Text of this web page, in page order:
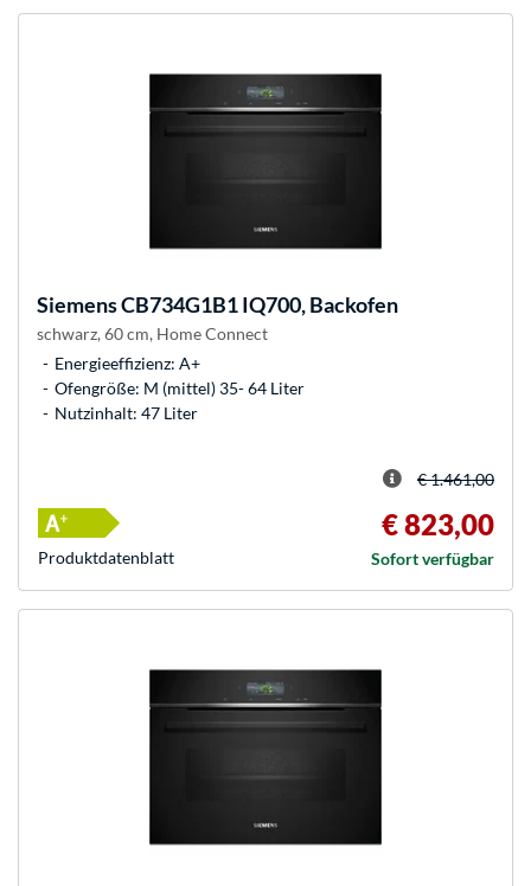
SiemensCB734G1B1 IQ700, Backofen
schwarz, 60 cm, Home Connect
Energieeffizienz: A+
Ofengröße: M (mittel) 35- 64 Liter
Nutzinhalt: 47 Liter
€ 1.461,00
€ 823,00
Sofort verfügbar
Produkt­datenblatt